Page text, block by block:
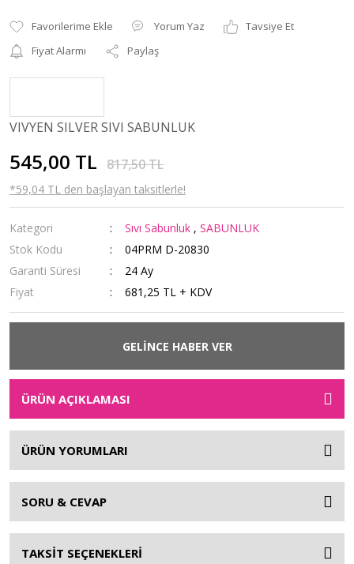
Yorum Yaz
Tavsiye Et
Fiyat Alarmı
Paylaş
VIVYEN SILVER SIVI SABUNLUK
545,00 TL 817,50 TL
*59,04 TL den başlayan taksitlerle!
Kategori Sıvı Sabunluk ,SABUNLUK
Stok Kodu
04PRM D-20830
Garanti Süresi
24 Ay
Fiyat
681,25 TL + KDV
GELİNCE HABER VER
ÜRÜN AÇIKLAMASI
ÜRÜN YORUMLARI
SORU & CEVAP
TAKSİT SEÇENEKLERİ